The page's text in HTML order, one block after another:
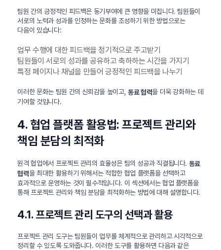
팀원 간의 긍정적인 피드백은 동기부여에 큰 영향을 미칩니다. 팀원들이
서로의 노력과 성과를 인정하는 문화를 조성하기 위한 방법으로는
다음이 있습니다:
업무 수행에 대한 피드백을 정기적으로 주고받기
팀원들이 서로의 성과를 공유하고 축하하는 시간을 가지기
특정 페이지나 채널을 만들어 긍정적인 피드백을 나누기
이러한 문화는 팀원 간의 신뢰감을 높이고, 동료 협력을 더욱 강화하는 데
기여할 것입니다.
4. 협업 플랫폼 활용법: 프로젝트 관리와
책임 분담의 최적화
원격 협업에서 프로젝트 관리의 효율성은 팀의 성공과 직결됩니다. 동료
협력을 최대한 활용하기 위해서는 적합한 협업 플랫폼을 선택하고
효과적으로 운영하는 것이 필수적입니다. 이 섹션에서는 협업 플랫폼을
통해 프로젝트 관리와 책임 분담을 최적화하는 방법에 대해 설명합니다.
4.1. 프로젝트 관리 도구의 선택과 활용
프로젝트 관리 도구는 팀원들이 업무를 체계적으로 관리하고 시각적으로
정리할 수 있도록 도와줍니다. 이러한 도구를 활용하면 다음과 같은